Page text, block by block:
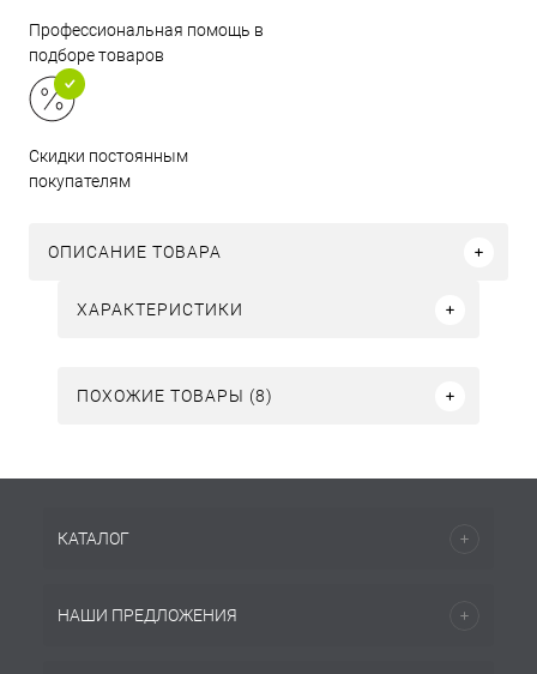
Профессиональная помощь в
подборе товаров
Скидки постоянным
покупателям
ОПИСАНИЕ ТОВАРА
ХАРАКТЕРИСТИКИ
ПОХОЖИЕ ТОВАРЫ (8)
КАТАЛОГ
НАШИ ПРЕДЛОЖЕНИЯ